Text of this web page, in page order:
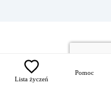
Skuteczne silikony
przeciw ogniu
Lista życzeń
Pomoc